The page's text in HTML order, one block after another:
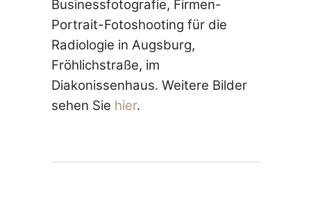
Businessfotografie, Firmen-
Portrait-Fotoshooting für die
Radiologie in Augsburg,
Fröhlichstraße, im
Diakonissenhaus. Weitere Bilder
sehen Sie hier.